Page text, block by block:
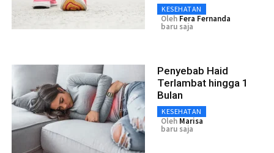
KESEHATAN
Oleh Fera Fernanda
baru saja
Penyebab Haid
Terlambat hingga 1
Bulan
KESEHATAN
Oleh Marisa
baru saja